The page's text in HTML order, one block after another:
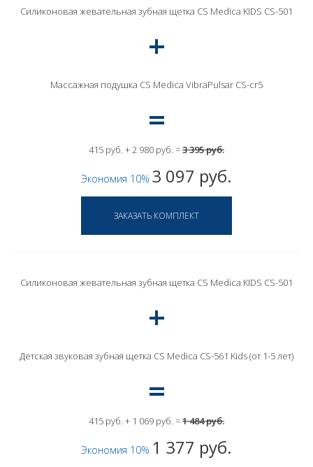
Силиконовая жевательная зубная щетка CS Medica KIDS CS-501
Массажная подушка CS Medica VibraPulsar CS-cr5
415 руб. + 2 980 руб. =3 395 руб.
Экономия 10% 3 097 руб.
Силиконовая жевательная зубная щетка CS Medica KIDS CS-501
Детская звуковая зубная щетка CS Medica CS-561 Kids (от 1-5 лет)
415 руб. + 1 069 руб. =1 484 руб.
Экономия 10% 1 377 руб.